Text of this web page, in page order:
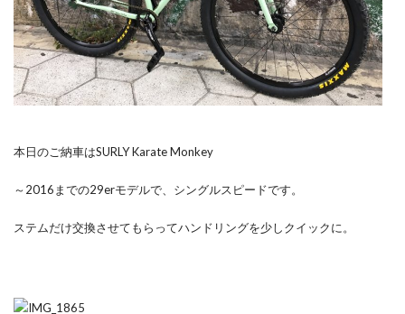
本日のご納車はSURLY Karate Monkey
～2016までの29erモデルで、シングルスピードです。
ステムだけ交換させてもらってハンドリングを少しクイックに。